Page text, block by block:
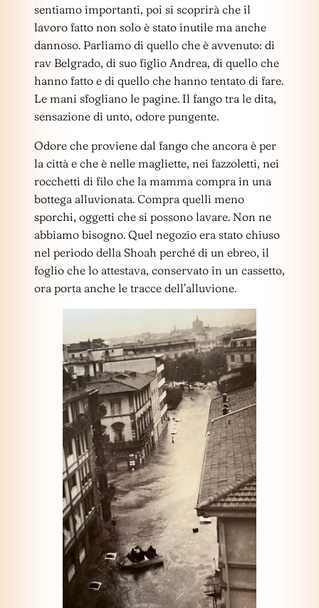
sentiamo importanti, poi si scoprirà che il
lavoro fatto non solo è stato inutile ma anche
dannoso. Parliamo di quello che è avvenuto: di
rav Belgrado, di suo figlio Andrea, di quello che
hanno fatto e di quello che hanno tentato di fare.
Le mani sfogliano le pagine. Il fango tra le dita,
sensazione di unto, odore pungente.
Odore che proviene dal fango che ancora è per
la città e che è nelle magliette, nei fazzoletti, nei
rocchetti di filo che la mamma compra in una
bottega alluvionata. Compra quelli meno
sporchi, oggetti che si possono lavare. Non ne
abbiamo bisogno. Quel negozio era stato chiuso
nel periodo della Shoah perché di un ebreo, il
foglio che lo attestava, conservato in un cassetto,
ora porta anche le tracce dell’alluvione.